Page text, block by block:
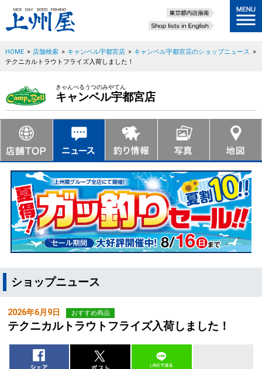
HOME > 店舗検索 > キャンベル宇都宮店 > キャンベル宇都宮店のショップニュース >
テクニカルトラウトフライズ入荷しました！
きゃんべるうつのみやてん
キャンベル宇都宮店
ショップニュース
2026年6月9日 おすすめ商品
テクニカルトラウトフライズ入荷しました！